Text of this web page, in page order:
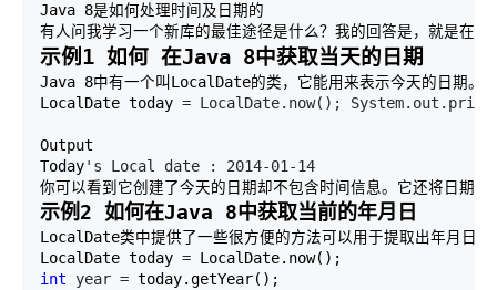
Java 8是如何处理时间及日期的
示例1 如何 在Java 8中获取当天的日期
Java 8中有一个叫LocalDate的类，它能用来表示今天的日期。
LocalDate today = LocalDate.now();
Output
Today's Local date : 2014-01-14
你可以看到它创建了今天的日期却不包含时间信息。它还将日期
示例2 如何在Java 8中获取当前的年月日
LocalDate类中提供了一些很方便的方法可以用于提取出年月
LocalDate today =
int year =